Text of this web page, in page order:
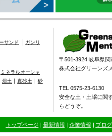
サンド ｜
ガンリ
ミネラルオーシャ
畑土 ｜ 真砂土 ｜ 砂
〒501-3924 岐阜県
株式会社グリーンズ
TEL 0575-23-6130
安全な土・土壌に関
らどうぞ。
トップページ | 最新情報 | 企業情報 | ブログ